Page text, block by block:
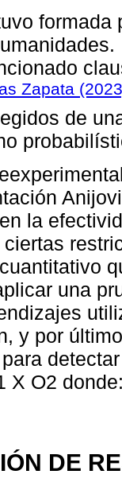
Zapata
de
la
una
y por
X O2
DE